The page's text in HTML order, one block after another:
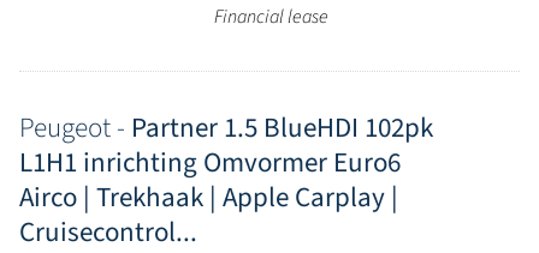
Financial lease
Peugeot - Partner 1.5 BlueHDI 102pk
L1H1 inrichting Omvormer Euro6
Airco | Trekhaak | Apple Carplay |
Cruisecontrol...